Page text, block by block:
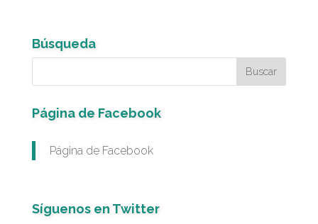
Búsqueda
Página de Facebook
Página de Facebook
Síguenos en Twitter